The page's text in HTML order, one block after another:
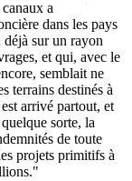
a
dans les pays
déjà sur un rayon
et qui, avec le
semblait ne
terrains destinés à
arrivé partout, et
sorte, la
de toute
projets primitifs à